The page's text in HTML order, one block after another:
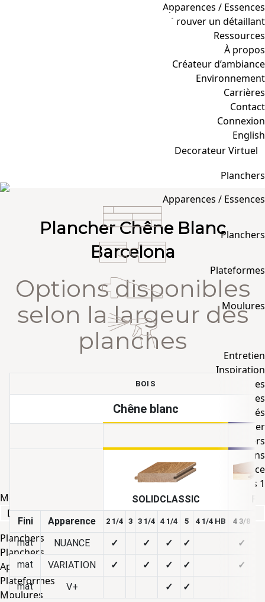
Apparences / Essences
Trouver un détaillant
Ressources
À propos
Créateur d’ambiance
Environnement
Carrières
Contact
Connexion
English
Decorateur Virtuel
Planchers
Apparences / Essences
Planchers
Plateformes
Moulures
Entretien
Inspiration
Galeries
Tendances
Nouveautés
Avant d’acheter
Comprendre les planchers
Foire aux questions
Trouvez votre essence
Mes échantillons 1
Mes échantillons
Decorateur Virtuel
Planchers
Planchers
Apparences / Essences
Plateformes
Moulures
Plancher Chêne Blanc
Barcelona
Options disponibles
selon la largeur des
planches
BOIS
Chêne blanc
SOLIDCLASSIC
Fini
Apparence 2 1/4 3 3 1/4 4 1/4 5 4 1/4 HB 4 3/8
mat NUANCE ✓ ✓ ✓ ✓ ✓
mat VARIATION ✓ ✓ ✓ ✓ ✓
mat V+ ✓ ✓